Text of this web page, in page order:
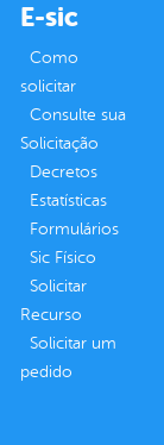
E-sic
Como
solicitar
Consulte sua
Solicitação
Decretos
Estatísticas
Formulários
Sic Físico
Solicitar
Recurso
Solicitar um
pedido